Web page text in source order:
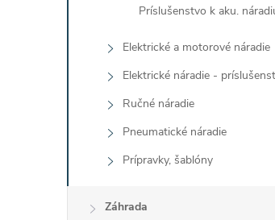
Príslušenstvo k aku.
Elektrické a motorové náradie
Elektrické náradie -
Ručné náradie
Pneumatické náradie
Prípravky, šablóny
Záhrada